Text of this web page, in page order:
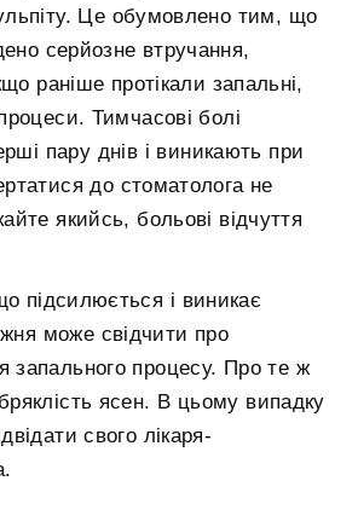
Це обумовлено тим, що
серйозне втручання,
раніше протікали запальні,
процеси. Тимчасові болі
пару днів і виникають при
до стоматолога не
якийсь, больові відчуття
підсилюється і виникає
може свідчити про
запального процесу. Про те ж
ясен. В цьому випадку
свого лікаря-